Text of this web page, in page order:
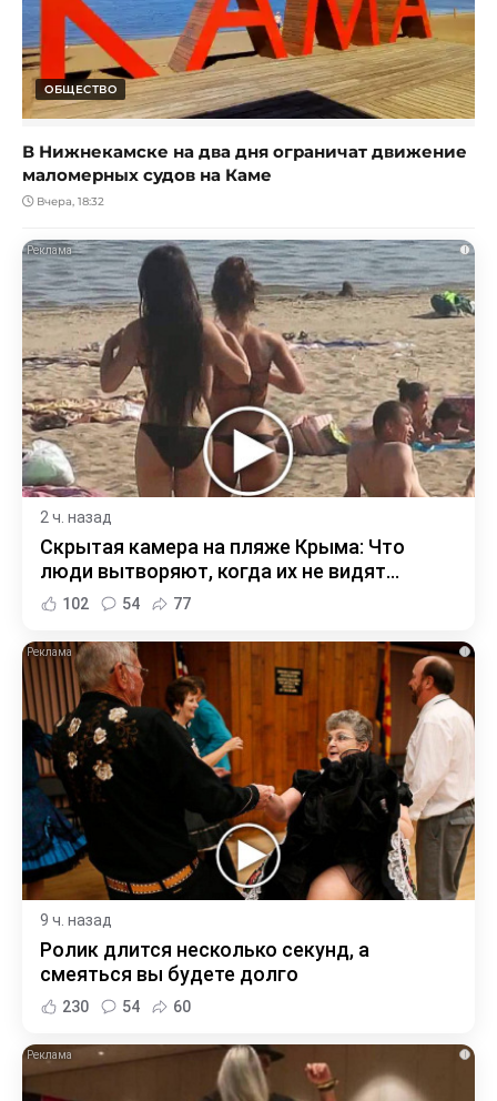
ОБЩЕСТВО
В Нижнекамске на два дня ограничат движение
маломерных судов на Каме
Вчера, 18:32
i
2 ч. назад
Скрытая камера на пляже Крыма: Что
люди вытворяют, когда их не видят...
102 54 77
i
9 ч. назад
Ролик длится несколько секунд, а
смеяться вы будете долго
230 54 60
i